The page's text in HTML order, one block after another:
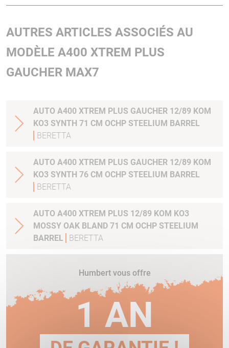
AUTRES ARTICLES ASSOCIÉS AU
MODÈLE A400 XTREM PLUS
GAUCHER MAX7
AUTO A400 XTREM PLUS GAUCHER 12/89 KOM
KO3 SYNTH 71 CM OCHP STEELIUM BARREL
BERETTA
AUTO A400 XTREM PLUS GAUCHER 12/89 KOM
KO3 SYNTH 76 CM OCHP STEELIUM BARREL
BERETTA
AUTO A400 XTREM PLUS 12/89 KOM KO3
MOSSY OAK BLAND 71 CM OCHP STEELIUM
BARREL
BERETTA
Humbert vous offre
1 AN